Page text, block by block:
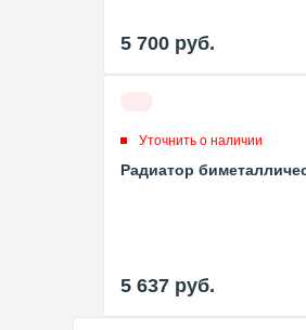
5 700 руб.
Уточнить о наличии
Радиатор
5 637 руб.